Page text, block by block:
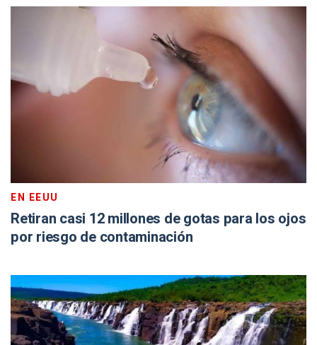
EN EEUU
Retiran casi 12 millones de gotas para los ojos
por riesgo de contaminación